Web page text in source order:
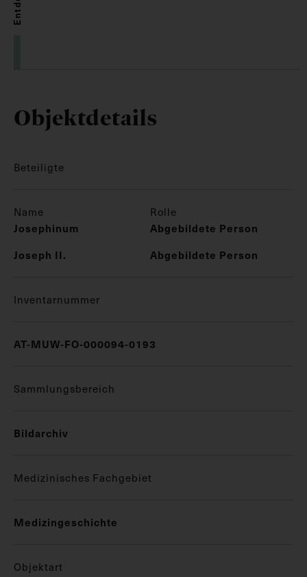
Objektdetails
Beteiligte
Name Rolle
Josephinum
Abgebildete Person
Joseph II.
Abgebildete Person
Inventarnummer
AT-MUW-FO-000094-0193
Sammlungsbereich
Bildarchiv
Medizinisches Fachgebiet
Medizingeschichte
Objektart